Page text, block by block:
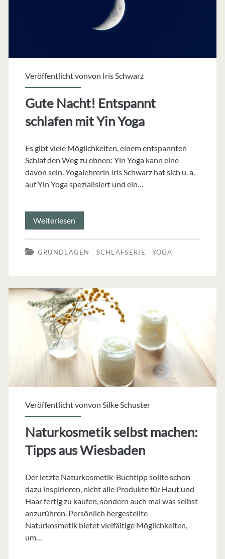
Unruhegeist
bändigst
Veröffentlicht vonvon Iris Schwarz
Gute Nacht! Entspannt
schlafen mit Yin Yoga
Es gibt viele Möglichkeiten, einem entspannten
Schlaf den Weg zu ebnen: Yin Yoga kann eine
davon sein. Yogalehrerin Iris Schwarz hat sich u. a.
auf Yin Yoga spezialisiert und ein…
Weiterlesen
Nacht!
Entspannt
mit
Yin
GRUNDLAGEN SCHLAFSERIE YOGA
Veröffentlicht vonvon Silke Schuster
Naturkosmetik selbst machen:
Tipps aus Wiesbaden
Der letzte Naturkosmetik-Buchtipp sollte schon
dazu inspirieren, nicht alle Produkte für Haut und
Haar fertig zu kaufen, sondern auch mal was selbst
anzurühren. Persönlich hergestellte
Naturkosmetik bietet vielfältige Möglichkeiten,
um…